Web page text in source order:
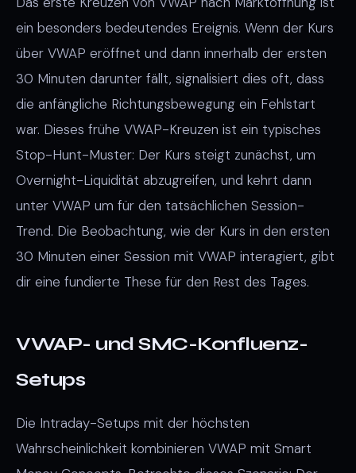
ein besonders bedeutendes Ereignis. Wenn der Kurs
über VWAP eröffnet und dann innerhalb der ersten
30 Minuten darunter fällt, signalisiert dies oft, dass
die anfängliche Richtungsbewegung ein Fehlstart
war. Dieses frühe VWAP-Kreuzen ist ein typisches
Stop-Hunt-Muster: Der Kurs steigt zunächst, um
Overnight-Liquidität abzugreifen, und kehrt dann
unter VWAP um für den tatsächlichen Session-
Trend. Die Beobachtung, wie der Kurs in den ersten
30 Minuten einer Session mit VWAP interagiert, gibt
dir eine fundierte These für den Rest des Tages.
VWAP- und SMC-Konfluenz-
Setups
Die Intraday-Setups mit der höchsten
Wahrscheinlichkeit kombinieren VWAP mit Smart